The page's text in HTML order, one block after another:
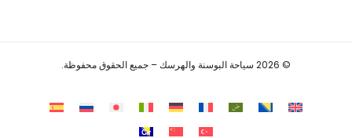
© 2026 سياحة البوسنة والهرسك – جميع الحقوق محفوظة.